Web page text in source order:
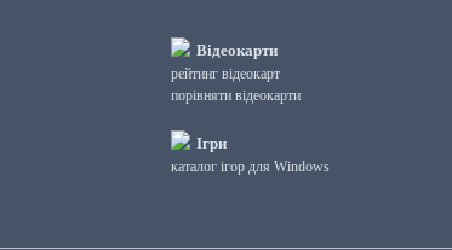
Відеокарти
рейтинг відеокарт
порівняти відеокарти
Ігри
каталог ігор для Windows